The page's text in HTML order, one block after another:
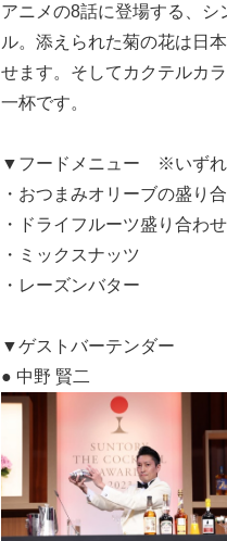
アニメの8話に登場する、
ル。添えられた菊の花は日
せます。そしてカクテルカ
一杯です。
▼フードメニュー ※いずれ
・おつまみオリーブの盛り
・ドライフルーツ盛り合わせ
・ミックスナッツ
・レーズンバター
▼ゲストバーテンダー
● 中野 賢二